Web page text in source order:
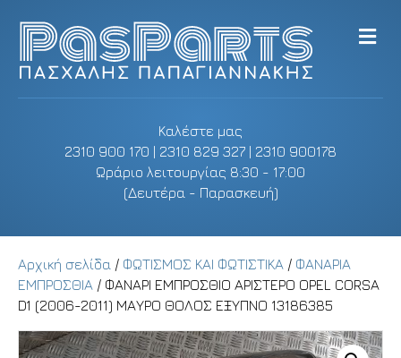
Καλέστε μας
2310 900 170 | 2310 829 327 | 2310 900178
Ωράριο λειτουργίας 8:30 - 17:00
(Δευτέρα - Παρασκευή)
M
e
Αρχική σελίδα / ΦΩΤΙΣΜΟΣ ΚΑΙ ΦΩΤΙΣΤΙΚΑ / ΦΑΝΑΡΙΑ
ΕΜΠΡΟΣΘΙΑ / ΦΑΝΑΡΙ ΕΜΠΡΟΣΘΙΟ ΑΡΙΣΤΕΡΟ OPEL CORSA
D1 (2006-2011) ΜΑΥΡΟ ΘΟΛΟΣ ΕΞΥΠΝΟ 13186385